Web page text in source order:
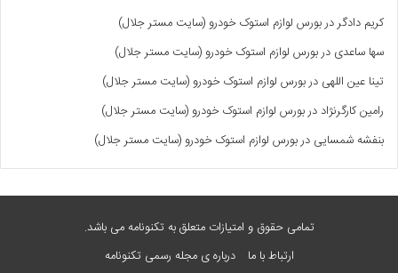
کریم دادگردربورس لوازم استوک خودرو (سایت مستر جلال)
سها ساعدی دربورس لوازم استوک خودرو (سایت مستر جلال)
تینا عین اللهی دربورس لوازم استوک خودرو (سایت مستر جلال)
رامین کارگرنژاد دربورس لوازم استوک خودرو (سایت مستر جلال)
بنفشه شمسایی دربورس لوازم استوک خودرو (سایت مستر جلال)
تمامی حقوق و امتیازات متعلق به تکنونامه می باشد.
ارتباط با ما
درباره ی مجله رسمی تکنونامه